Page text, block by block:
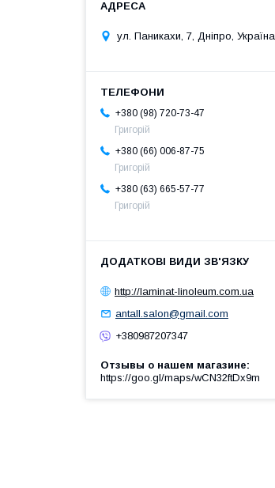
ул. Паникахи, 7, Дніпро, Україна
+380 (98) 720-73-47
Григорій
+380 (66) 006-87-75
Григорій
+380 (63) 665-57-77
Григорій
http://laminat-linoleum.com.ua
antall.salon@gmail.com
+380987207347
Отзывы о нашем магазине
https://goo.gl/maps/wCN32ftDx9m